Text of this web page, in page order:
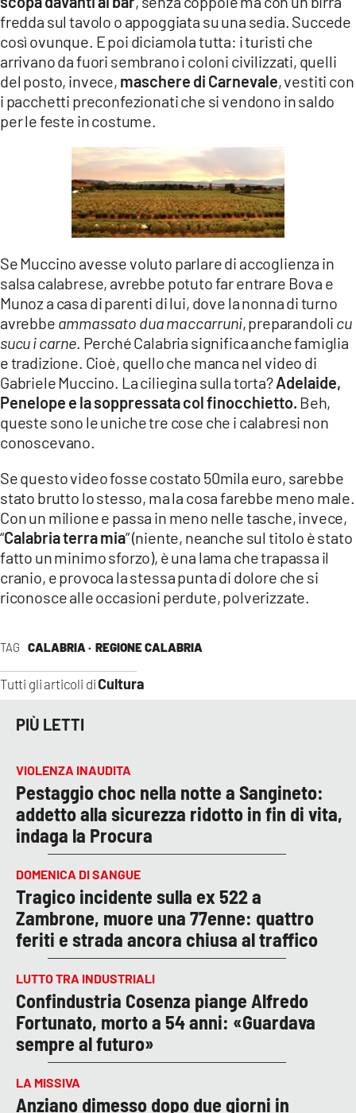
TAG CALABRIA · REGIONE CALABRIA
Tutti gli articoli diCultura
fredda sul tavolo o appoggiata su una sedia. Succede
così ovunque. E poi diciamola tutta: i turisti che
arrivano da fuori sembrano i coloni civilizzati, quelli
del posto, invece, maschere di Carnevale, vestiti con
i pacchetti preconfezionati che si vendono in saldo
per le feste in costume.
Se Muccino avesse voluto parlare di accoglienza in
salsa calabrese, avrebbe potuto far entrare Bova e
Munoz a casa di parenti di lui, dove la nonna di turno
avrebbe ammassato dua maccarruni, preparandoli cu
sucu i carne. Perché Calabria significa anche famiglia
e tradizione. Cioè, quello che manca nel video di
Gabriele Muccino. La ciliegina sulla torta?Adelaide,
Penelope e la soppressata col finocchietto. Beh,
queste sono le uniche tre cose che i calabresi non
conoscevano.
Se questo video fosse costato 50mila euro, sarebbe
stato brutto lo stesso, ma la cosa farebbe meno male.
Con un milione e passa in meno nelle tasche, invece,
“Calabria terra mia” (niente, neanche sul titolo è stato
fatto un minimo sforzo), è una lama che trapassa il
cranio, e provoca la stessa punta di dolore che si
riconosce alle occasioni perdute, polverizzate.
PIÙ LETTI
VIOLENZA INAUDITA
Pestaggio choc nella notte a Sangineto:
addetto alla sicurezza ridotto in fin di vita,
indaga la Procura
DOMENICA DI SANGUE
Tragico incidente sulla ex 522 a
Zambrone, muore una 77enne: quattro
feriti e strada ancora chiusa al traffico
LUTTO TRA INDUSTRIALI
Confindustria Cosenza piange Alfredo
Fortunato, morto a 54 anni: «Guardava
sempre al futuro»
LA MISSIVA
Anziano dimesso dopo due giorni in